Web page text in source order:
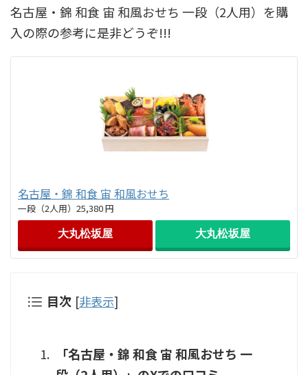
名古屋・錦 和食 宙 和風おせち 一段（2人用）を購
入の際の参考に是非どうぞ!!!
名古屋・錦 和食 宙 和風おせち
一段（2人用）25,380 円
大丸松坂屋 大丸松坂屋
目次 [非表示]
「名古屋・錦 和食 宙 和風おせち 一